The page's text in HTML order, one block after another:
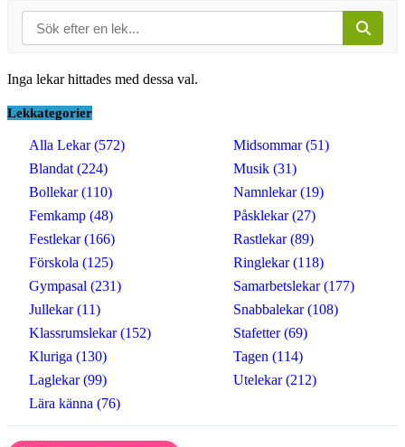
Inga lekar hittades med dessa val.
Lekkategorier
Alla Lekar (572)
Blandat (224)
Bollekar (110)
Femkamp (48)
Festlekar (166)
Förskola (125)
Gympasal (231)
Jullekar (11)
Klassrumslekar (152)
Kluriga (130)
Laglekar (99)
Lära känna (76)
Midsommar (51)
Musik (31)
Namnlekar (19)
Påsklekar (27)
Rastlekar (89)
Ringlekar (118)
Samarbetslekar (177)
Snabbalekar (108)
Stafetter (69)
Tagen (114)
Utelekar (212)